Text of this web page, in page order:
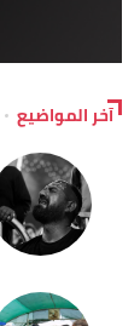
آخر المواضيع